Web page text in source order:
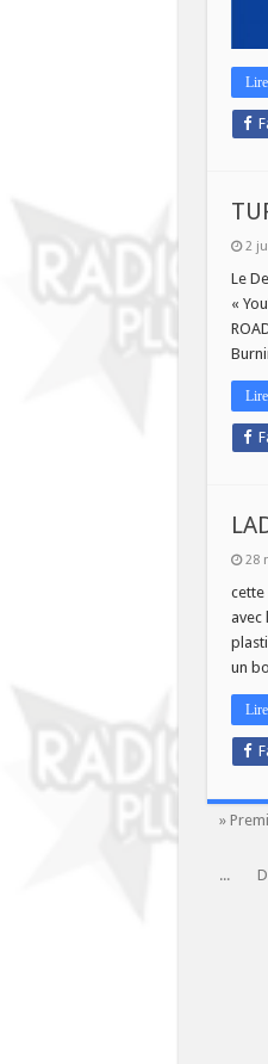
2
Le
«
28
cette
avec
un
»
...